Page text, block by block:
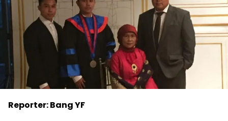
Reporter: Bang YF